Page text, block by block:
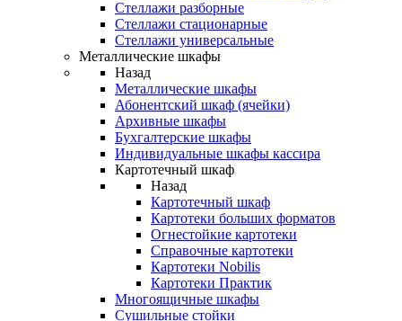
Стеллажи разборные
Стеллажи стационарные
Стеллажи универсальные
Металлические шкафы
Назад
Металлические шкафы
Абонентский шкаф (ячейки)
Архивные шкафы
Бухгалтерские шкафы
Индивидуальные шкафы кассира
Картотечный шкаф
Назад
Картотечный шкаф
Картотеки больших форматов
Огнестойкие картотеки
Справочные картотеки
Картотеки Nobilis
Картотеки Практик
Многоящичные шкафы
Сушильные стойки